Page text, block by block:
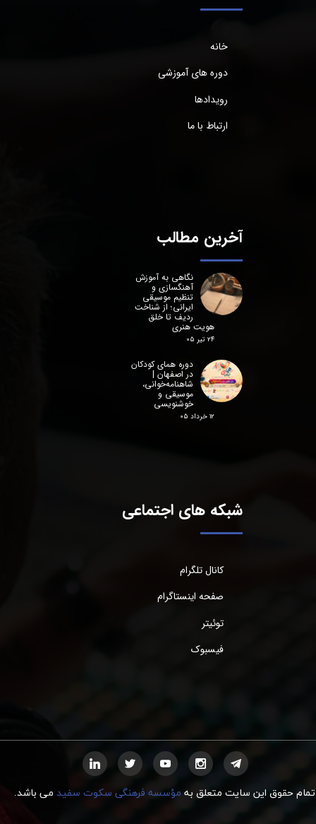
خانه
دوره های آموزشی
رویدادها
ارتباط با ما
آخرین مطالب
نگاهی به آموزش
آهنگسازی و
تنظیم موسیقی
ایرانی؛ از شناخت
ردیف تا خلق
هویت هنری
۲۴ تیر ۰۵
دوره همای کودکان
در اصفهان |
شاهنامه‌خوانی،
موسیقی و
خوشنویسی
۱۲ خرداد ۰۵
شبکه های اجتماعی
کانال تلگرام
صفحه اینستاگرام
توئیتر
فیسبوک
تمام حقوق این سایت متعلق به مؤسسه فرهنگی سکوت سفید میباشد.